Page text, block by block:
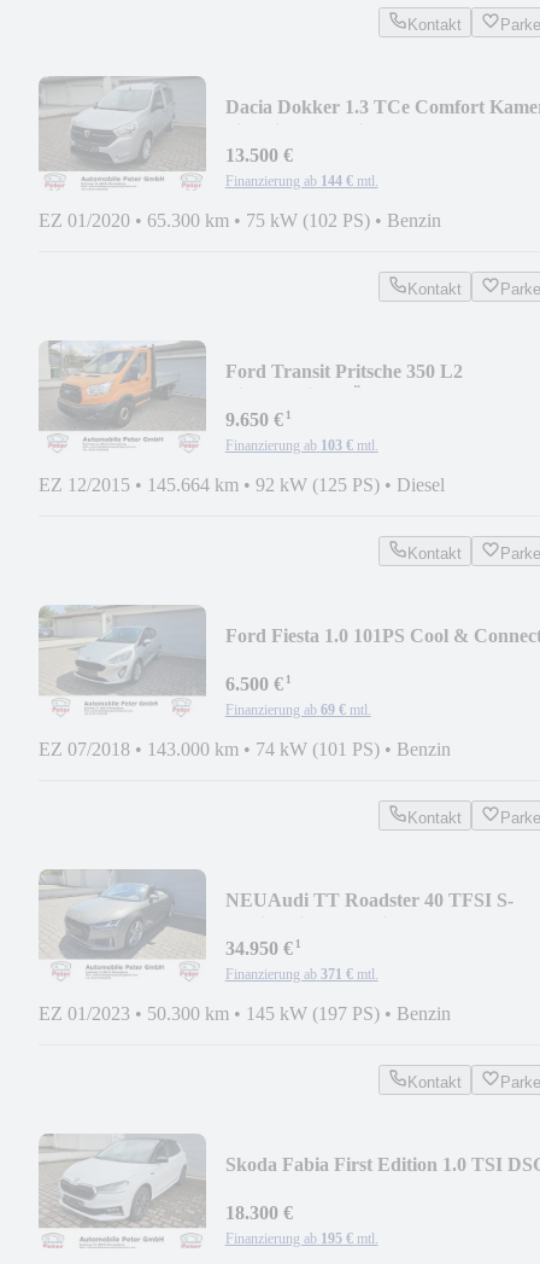
Kontakt
Dacia Dokker 1.3 TCe Comfort
13.500 €
Finanzierung ab 144 € mtl.
EZ 01/2020 • 65.300 km • 75 kW (102 PS) • Benzin
Kontakt
Ford Transit Pritsche 350 L2
9.650 €¹
Finanzierung ab 103 € mtl.
EZ 12/2015 • 145.664 km • 92 kW (125 PS) • Diesel
Kontakt
Ford Fiesta 1.0 101PS Cool &
6.500 €¹
Finanzierung ab 69 € mtl.
EZ 07/2018 • 143.000 km • 74 kW (101 PS) • Benzin
Kontakt
NEUAudi TT Roadster 40 TFSI S-
34.950 €¹
Finanzierung ab 371 € mtl.
EZ 01/2023 • 50.300 km • 145 kW (197 PS) • Benzin
Kontakt
Skoda Fabia First Edition 1.0 TSI
18.300 €
Finanzierung ab 195 € mtl.